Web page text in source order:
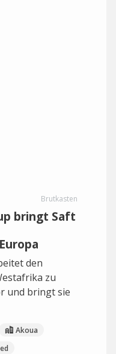
Brutkasten
bringt Saft
den
zu
und bringt sie
Akoua